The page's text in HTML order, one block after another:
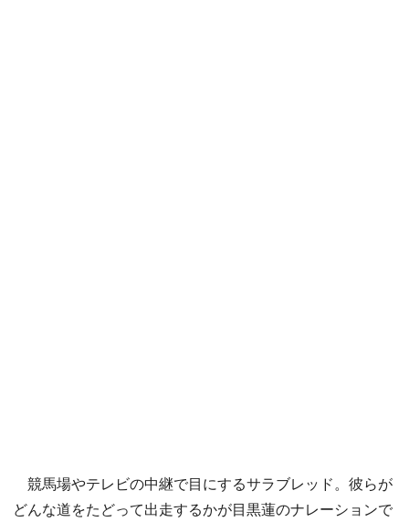
競馬場やテレビの中継で目にするサラブレッド。彼らが
どんな道をたどって出走するかが目黒蓮のナレーションで